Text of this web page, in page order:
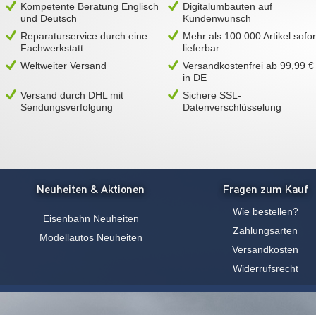
Kompetente Beratung Englisch
und Deutsch
Digitalumbauten auf
Kundenwunsch
Reparaturservice durch eine
Fachwerkstatt
Mehr als 100.000 Artikel
lieferbar
Weltweiter Versand
Versandkostenfrei ab 99,99 €
in DE
Versand durch DHL mit
Sendungsverfolgung
Sichere SSL-
Datenverschlüsselung
Neuheiten & Aktionen
Eisenbahn Neuheiten
Modellautos Neuheiten
Fragen zum Kauf
Wie bestellen?
Zahlungsarten
Versandkosten
Widerrufsrecht